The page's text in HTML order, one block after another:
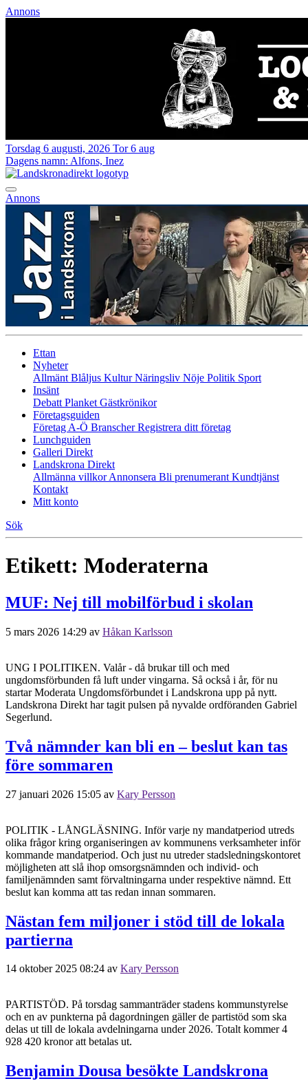
Annons
Torsdag 6 augusti, 2026 Tor 6 aug
Dagens namn: Alfons, Inez
Annons
Ettan
Nyheter
Allmänt Blåljus KulturNäringsliv Nöje Politik Sport
Insänt
Debatt Planket Gästkrönikor
Företagsguiden
Företag A-Ö BranscherRegistrera ditt företag
Lunchguiden
Galleri Direkt
Landskrona Direkt
Allmänna villkorAnnonsera Bli prenumerant Kundtjänst
Kontakt
Mitt konto
Sök
Etikett: Moderaterna
MUF: Nej till mobilförbud i skolan
5 mars 2026 14:29 av Håkan Karlsson
UNG I POLITIKEN. Valår - då brukar till och med
ungdomsförbunden få luft under vingarna. Så också i år, för nu
startar Moderata Ungdomsförbundet i Landskrona upp på nytt.
Landskrona Direkt har tagit pulsen på nyvalde ordföranden Gabriel
Segerlund.
Två nämnder kan bli en – beslut kan tas
före sommaren
27 januari 2026 15:05 av Kary Persson
POLITIK - LÅNGLÄSNING. Inför varje ny mandatperiod utreds
olika frågor kring organiseringen av kommunens verksamheter inför
kommande mandatperiod. Och just nu utreder stadsledningskontoret
möjligheten att slå ihop omsorgsnämnden och individ- och
familjenämnden samt förvaltningarna under respektive nämnd. Ett
beslut kan komma att tas redan innan sommaren.
Nästan fem miljoner i stöd till de lokala
partierna
14 oktober 2025 08:24 av Kary Persson
PARTISTÖD. På torsdag sammanträder stadens kommunstyrelse
och en av punkterna på dagordningen gäller de partistöd som ska
delas ut till de lokala avdelningarna under 2026. Totalt kommer 4
928 420 kronor att betalas ut.
Benjamin Dousa besökte Landskrona